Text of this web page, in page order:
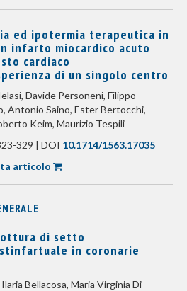
ed ipotermia terapeutica in
infarto miocardico acuto
cardiaco
di un singolo centro
Davide Personeni, Filippo
Antonio Saino, Ester Bertocchi,
Keim, Maurizio Tespili
329 | DOI 10.1714/1563.17035
articolo
di setto
in coronarie
Bellacosa, Maria Virginia Di